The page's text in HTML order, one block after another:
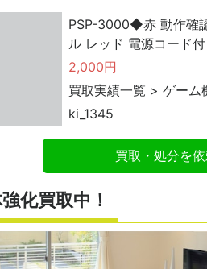
PSP-3000◆赤 動作確
ル レッド 電源コード付
2,000円
買取実績一覧 > ゲーム
ki_1345
買取・処分を
化買取中！